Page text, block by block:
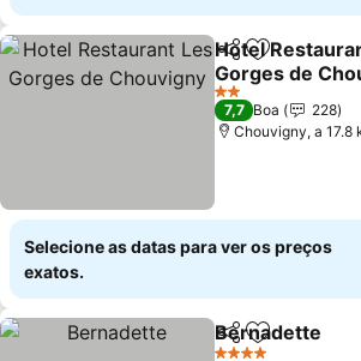
PartilharAdicionar
Hotel
Gorges de
Ver preços
2 Estrelas
7,7 Boa
228
Chouvigny, a 17.8
Selecione as datas para ver os preços
exatos.
PartilharAdicionar
Bernadette